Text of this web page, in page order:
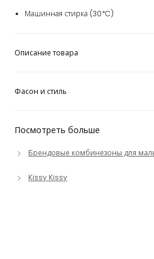
Посмотреть больше
Брендовые комбинезоны для
Kissy Kissy
Машинная стирка (30*C)
Описание товара
Фасон и стиль